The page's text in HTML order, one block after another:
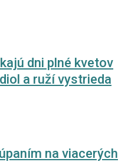
dni plné kvetov
a ruží vystrieda
na viacerých